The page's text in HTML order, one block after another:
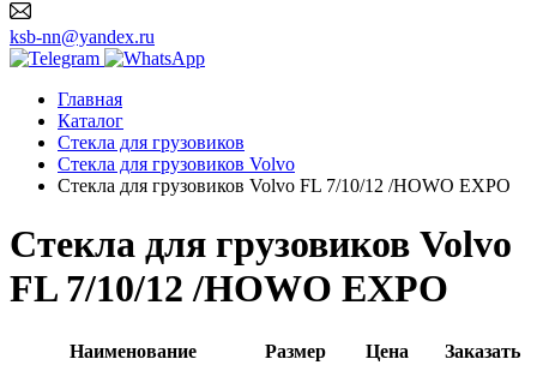
ksb-nn@yandex.ru
Главная
Каталог
Стекла для грузовиков
Стекла для грузовиков Volvo
Стекла для грузовиков Volvo FL 7/10/12 /HOWO EXPO
Стекла для грузовиков Volvo
FL 7/10/12 /HOWO EXPO
Наименование Размер Цена
Заказать